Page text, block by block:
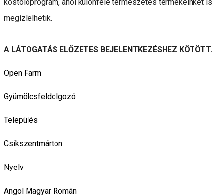
kóstolóprogram, ahol különféle természetes termékeinket is
megízlelhetik.
A LÁTOGATÁS ELŐZETES BEJELENTKEZÉSHEZ KÖTÖTT.
Open Farm
Gyümölcsfeldolgozó
Település
Csíkszentmárton
Nyelv
Angol Magyar Román